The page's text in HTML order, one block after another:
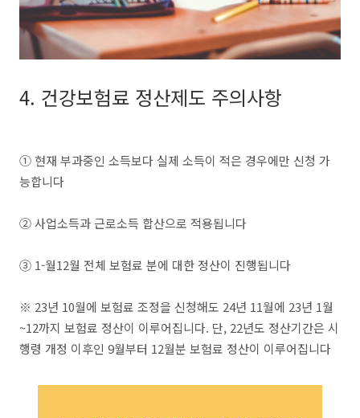
4. 건강보험료 정산제도 주의사항
① 현재 부과중인 소득보다 실제 소득이 적은 경우에만 신청 가
능합니다
② 사업소득과 근로소득 합산으로 적용됩니다
③ 1-월12월 전체 보험료 분에 대한 정산이 진행됩니다
※ 23년 10월에 보험료 조정을 신청해도 24년 11월에 23년 1월
~12까지 보험료 정산이 이루어집니다. 단, 22년도 정산기간은 시
행령 개정 이후인 9월부터 12월분 보험료 정산이 이루어집니다